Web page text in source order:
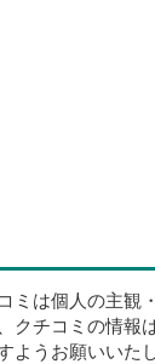
ミは個人の主観
クチコミの情報
ようお願いいたし